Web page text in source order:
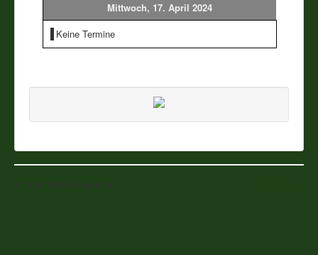
Termine
Vereine
Mittwoch, 17. April 2024
Keine Termine
© 2026 Harth-Ringelstein